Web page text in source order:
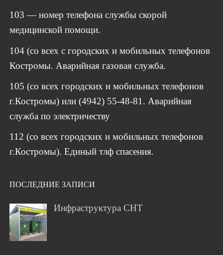
103 — номер телефона службы скорой
медицинской помощи.
104 (со всех с городских и мобильных телефонов
Костромы. Аварийная газовая служба.
105 (со всех городских и мобильных телефонов
г.Костромы) или (4942) 55-48-81. Аварийная
служба по электричеству
112 (со всех городских и мобильных телефонов
г.Костромы). Единый тлф спасения.
ПОСЛЕДНИЕ ЗАПИСИ
Инфраструктура СНТ